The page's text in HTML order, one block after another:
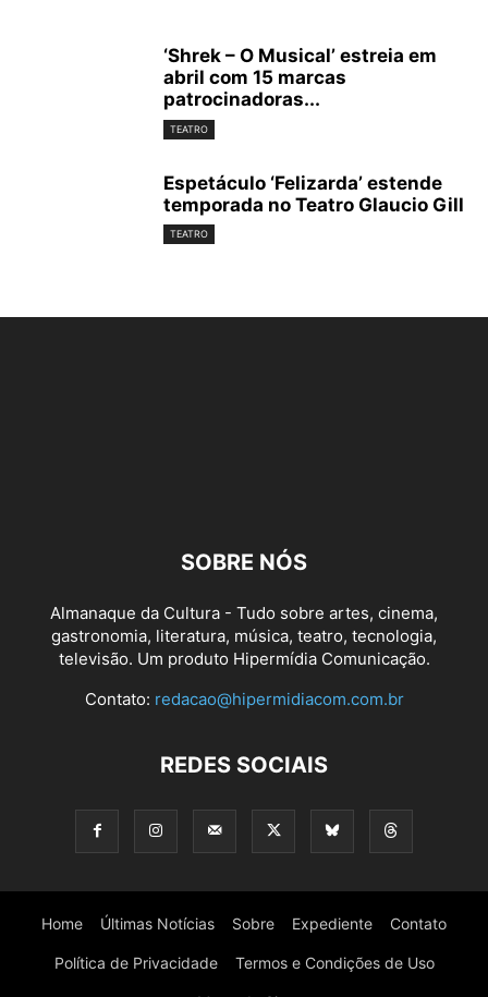
‘Shrek – O Musical’ estreia em
abril com 15 marcas
patrocinadoras...
TEATRO
Espetáculo ‘Felizarda’ estende
temporada no Teatro Glaucio Gill
TEATRO
SOBRE NÓS
Almanaque da Cultura - Tudo sobre artes, cinema,
gastronomia, literatura, música, teatro, tecnologia,
televisão. Um produto Hipermídia Comunicação.
Contato: redacao@hipermidiacom.com.br
REDES SOCIAIS
Home Últimas Notícias Sobre Expediente Contato
Política de Privacidade Termos e Condições de Uso